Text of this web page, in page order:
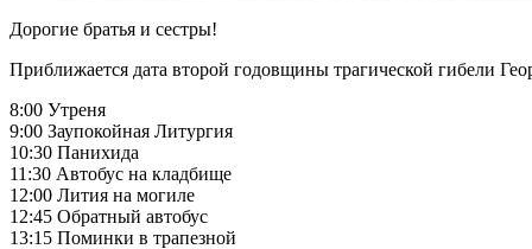
Дорогие братья и сестры!
Приближается дата второй годовщины трагической гибели
8:00 Утреня
9:00 Заупокойная Литургия
10:30 Панихида
11:30 Автобус на кладбище
12:00 Лития на могиле
12:45 Обратный автобус
13:15 Поминки в трапезной